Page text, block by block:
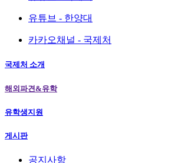
유튜브 - 한양대
카카오채널 - 국제처
국제처 소개
해외파견&유학
유학생지원
게시판
공지사항